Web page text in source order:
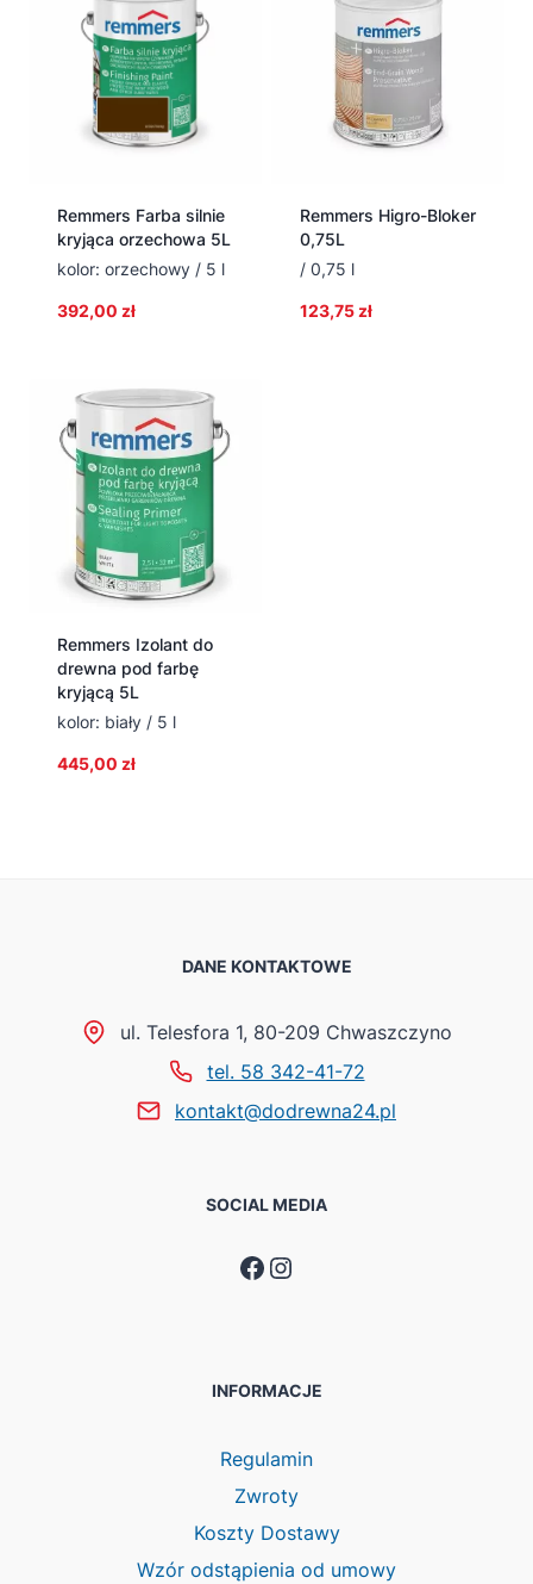
Remmers Farba silnie
kryjąca orzechowa 5L
kolor: orzechowy / 5 l
392,00 zł
Remmers Higro-Bloker
0,75L
/ 0,75 l
123,75 zł
Remmers Izolant do
drewna pod farbę
kryjącą 5L
kolor: biały / 5 l
445,00 zł
DANE KONTAKTOWE
ul. Telesfora 1, 80-209 Chwaszczyno
tel. 58 342-41-72
kontakt@dodrewna24.pl
SOCIAL MEDIA
Facebook
Instagram
INFORMACJE
Regulamin
Zwroty
Koszty Dostawy
Wzór odstąpienia od umowy